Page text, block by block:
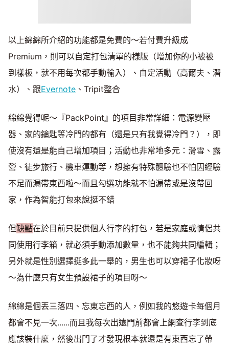
以上綿綿所介紹的功能都是免費的～若付費升級成
Premium，則可以自定打包清單的樣版（增加你的小被被
到樣板，就不用每次都手動輸入）、自定活動（高爾夫、潛
水）、跟Evernote 、Tripit整合
綿綿覺得呢～『PackPoint』的項目非常詳細：電源變壓
器、家的鑰匙等冷門的都有（還是只有我覺得冷門？），即
使沒有還是能自己增加項目；活動也非常地多元：滑雪、露
營、徒步旅行、機車運動等，想擁有特殊體驗也不怕因經驗
不足而漏帶東西啦～而且勾選功能就不怕漏帶或是沒帶回
家，作為智能打包來說挺不錯
但缺點在於目前只提供個人行李的打包，若是家庭或情侶共
同使用行李箱，就必須手動添加數量，也不能夠共同編輯；
另外就是性別選擇挺多此一舉的，男生也可以穿裙子化妝呀
～為什麼只有女生預設裙子的項目呀～
綿綿是個丟三落四、忘東忘西的人，例如我的悠遊卡每個月
都會不見一次......而且我每次出遠門前都會上網查行李到底
應該裝什麼，然後出門了才發現根本就還是有東西忘了帶